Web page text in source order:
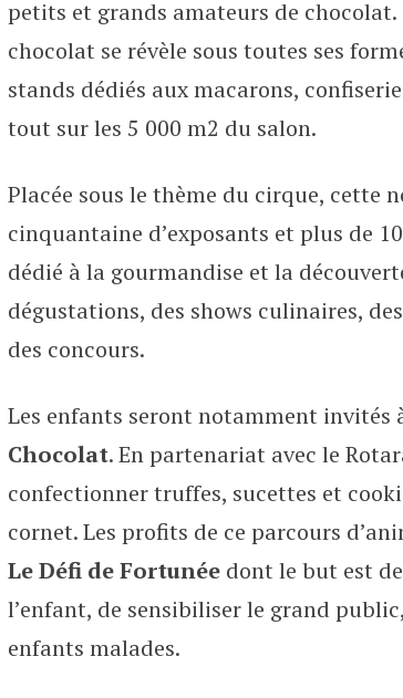
petits et grands amateurs de
chocolat se révèle sous toutes ses
stands dédiés aux macarons,
tout sur les 5 000 m2 du salon.
Placée sous le thème du cirque, cette
cinquantaine d’exposants et plus de
dédié à la gourmandise et la
dégustations, des shows culinaires,
des concours.
Les enfants seront notamment invités
Chocolat. En partenariat avec le
confectionner truffes, sucettes et
cornet. Les profits de ce parcours
Le Défi de Fortunée dont le but est
l’enfant, de sensibiliser le grand
enfants malades.